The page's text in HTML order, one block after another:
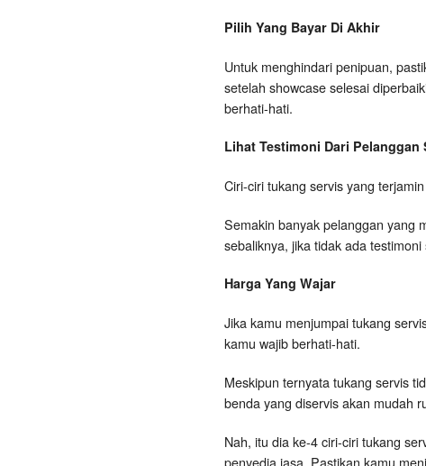
Pilih Yang Bayar Di Akhir
Untuk menghindari penipuan,
setelah showcase selesai
berhati-hati.
Lihat Testimoni Dari Pelanggan
Ciri-ciri tukang servis yang
Semakin banyak pelanggan yang
sebaliknya, jika tidak ada
Harga Yang Wajar
Jika kamu menjumpai tukang
kamu wajib berhati-hati.
Meskipun ternyata tukang servis
benda yang diservis akan mudah
Nah, itu dia ke-4 ciri-ciri tukang
penyedia jasa. Pastikan kamu